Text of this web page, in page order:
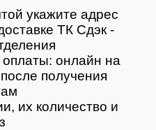
укажите адрес
ТК Сдэк -
онлайн на
получения
их количество и